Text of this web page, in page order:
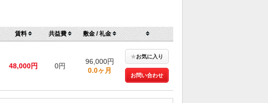
賃料 共益費 敷金 / 礼金
48,000円 0円
96,000円
0.0ヶ月
★お気に入り
お問い合わせ